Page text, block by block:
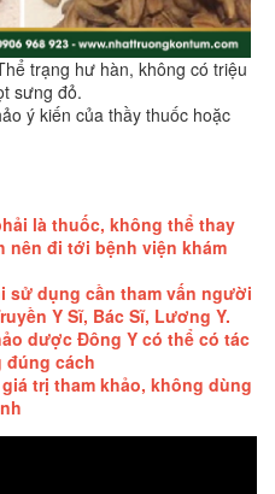
trạng hư hàn, không có triệu
sưng đỏ.
ý kiến của thầy thuốc hoặc
là thuốc, không thể thay
nên đi tới bệnh viện khám
sử dụng cần tham vấn người
Y Sĩ, Bác Sĩ, Lương Y.
dược Đông Y có thể có tác
đúng cách
trị tham khảo, không dùng